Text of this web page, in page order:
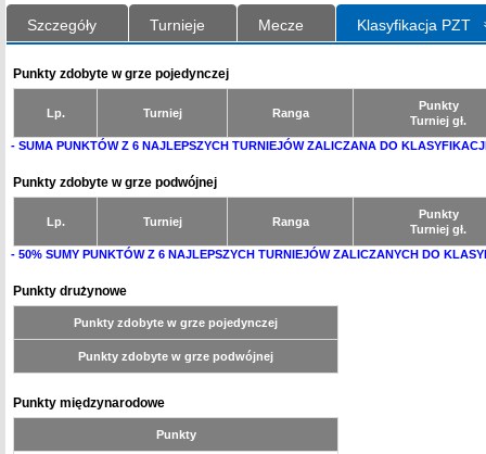
Szczegóły Turnieje Mecze Klasyfikacja PZT
Punkty zdobyte w grze pojedynczej
Lp. Turniej Ranga
Punkty
Turniej gł.
- SUMA PUNKTÓW Z 6 NAJLEPSZYCH TURNIEJÓW ZALICZANA DO
Punkty zdobyte w grze podwójnej
Lp. Turniej Ranga
Punkty
Turniej gł.
- 50% SUMY PUNKTÓW Z 6 NAJLEPSZYCH TURNIEJÓW ZALICZANYCH DO
Punkty drużynowe
Punkty zdobyte w grze pojedynczej
Punkty zdobyte w grze podwójnej
Punkty międzynarodowe
Punkty